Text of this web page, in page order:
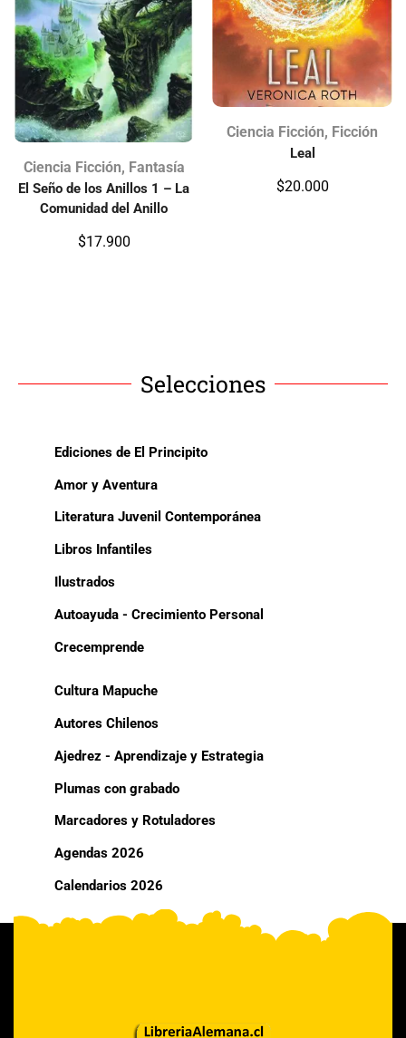
Ciencia Ficción, Fantasía
El Seño de los Anillos 1 – La
Comunidad del Anillo
$17.900
Ciencia Ficción, Ficción
Leal
$20.000
Selecciones
Ediciones de El Principito
Amor y Aventura
Literatura Juvenil Contemporánea
Libros Infantiles
Ilustrados
Autoayuda - Crecimiento Personal
Crecemprende
Cultura Mapuche
Autores Chilenos
Ajedrez - Aprendizaje y Estrategia
Plumas con grabado
Marcadores y Rotuladores
Agendas 2026
Calendarios 2026